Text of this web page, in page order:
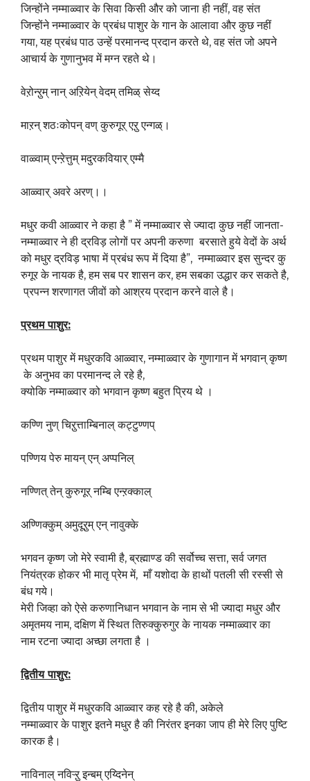
जिन्होंने नम्माळ्वार के सिवा किसी और को जाना ही नहीं, वह संत
जिन्होंने नम्माळ्वार के प्रबंध पाशुर के गान के आलावा और कुछ नहीं
गया, यह प्रबंध पाठ उन्हें परमानन्द प्रदान करते थे, वह संत जो अपने
आचार्य के गुणानुभव में मग्न रहते थे।
वेऱोन्ऱुम् नान् अऱियेन् वेदम् तमिळ् सेय्द
माऱन् शठःकोपन् वण् कुरुगूर् एऱु एन्गळ्।
वाळ्वाम् एन्ऱेत्तुम् मदुरकवियार् एम्मै
आळ्वार् अवरे अरण्।।
मधुर कवी आळ्वार ने कहा है ” में नम्माळ्वार से ज्यादा कुछ नहीं जानता-
नम्माळ्वार ने ही द्रविड़ लोगों पर अपनी करुणा बरसाते हुये वेदों के अर्थ
को मधुर द्रविड़ भाषा में प्रबंध रूप में दिया है”, नम्माळ्वार इस सुन्दर कु
रुगूर के नायक है, हम सब पर शासन कर, हम सबका उद्धार कर सकते है,
प्रपन्न शरणागत जीवों को आश्रय प्रदान करने वाले है।
प्रथमपाशुर:
प्रथम पाशुर में मधुरकवि आळ्वार, नम्माळ्वार के गुणागान में भगवान् कृष्ण
के अनुभव का परमानन्द ले रहे है,
क्योकि नम्माळ्वार को भगवान कृष्ण बहुत प्रिय थे ।
कण्णि नुण् चिऱुत्ताम्बिनाल् कट्टुण्णप्
पण्णिय पेरु मायन् एन् अप्पनिल्
नण्णित् तेन् कुरुगूर् नम्बि एन्ऱक्काल्
अण्णिक्कुम् अमुदूऱुम् एन् नावुक्के
भगवन कृष्ण जो मेरे स्वामी है, ब्रह्माण्ड की सर्वोच्च सत्ता, सर्व जगत
नियंत्रक होकर भी मातृ प्रेम में, माँ यशोदा के हाथों पतली सी रस्सी से
बंध गये।
मेरी जिव्हा को ऐसे करुणानिधान भगवान के नाम से भी ज्यादा मधुर और
अमृतमय नाम, दक्षिण में स्थित तिरुक्कुरुगुर के नायक नम्माळ्वार का
नाम रटना ज्यादा अच्छा लगता है ।
द्वितीयपाशुर:
द्वितीय पाशुर में मधुरकवि आळ्वार कह रहे है की, अकेले
नम्माळ्वार के पाशुर इतने मधुर है की निरंतर इनका जाप ही मेरे लिए पुष्टि
कारक है।
नाविनाल् नविऱ्ऱु इन्बम् एय्दिनेन्